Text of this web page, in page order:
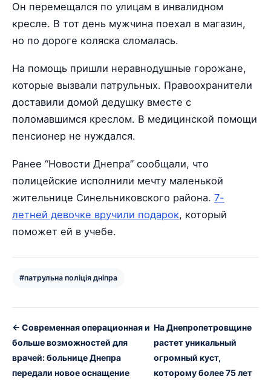
Он перемещался по улицам в инвалидном
кресле. В тот день мужчина поехал в магазин,
но по дороге коляска сломалась.
На помощь пришли неравнодушные горожане,
которые вызвали патрульных. Правоохранители
доставили домой дедушку вместе с
поломавшимся креслом. В медицинской помощи
пенсионер не нуждался.
Ранее “Новости Днепра” сообщали, что
полицейские исполнили мечту маленькой
жительнице Синельниковского района. 7-
летней девочке вручили подарок, который
поможет ей в учебе.
#патрульна поліція дніпра
← Современная операционная и
больше возможностей для
врачей: больнице Днепра
передали новое оснащение
На Днепропетровщине
растет уникальный
огромный куст,
которому более 75 лет